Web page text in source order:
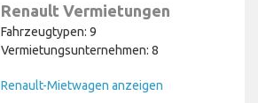
Renault Vermietungen
Fahrzeugtypen: 9
Vermietungsunternehmen: 8
Renault-Mietwagen anzeigen